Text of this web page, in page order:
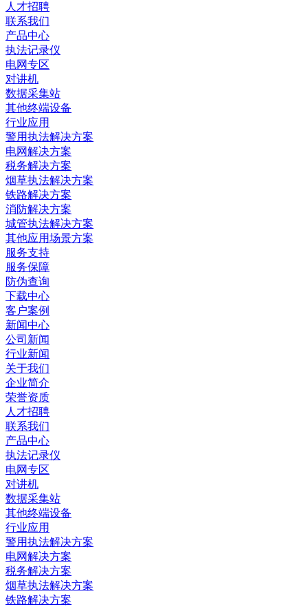
人才招聘
联系我们
产品中心
执法记录仪
电网专区
对讲机
数据采集站
其他终端设备
行业应用
警用执法解决方案
电网解决方案
税务解决方案
烟草执法解决方案
铁路解决方案
消防解决方案
城管执法解决方案
其他应用场景方案
服务支持
服务保障
防伪查询
下载中心
客户案例
新闻中心
公司新闻
行业新闻
关于我们
企业简介
荣誉资质
人才招聘
联系我们
产品中心
执法记录仪
电网专区
对讲机
数据采集站
其他终端设备
行业应用
警用执法解决方案
电网解决方案
税务解决方案
烟草执法解决方案
铁路解决方案